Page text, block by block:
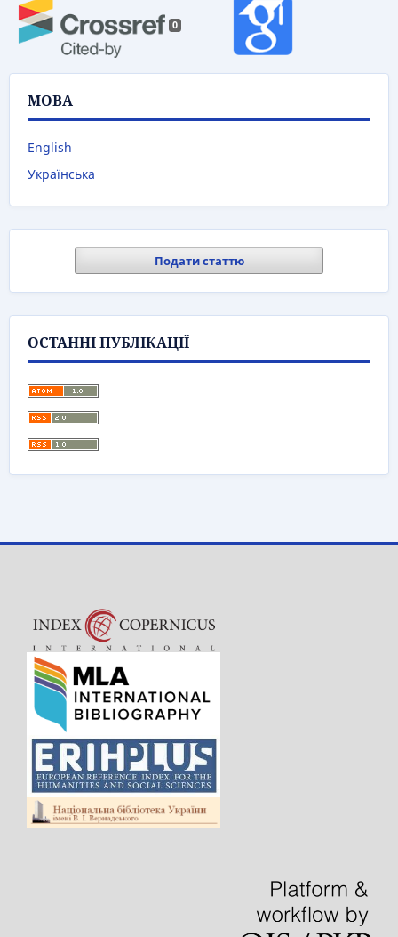
0
МОВА
English
Українська
Подати статтю
ОСТАННІ ПУБЛІКАЦІЇ